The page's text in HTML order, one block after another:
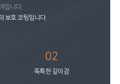
어입니다.
보호 코팅입니다.
02
독특한 깊이감